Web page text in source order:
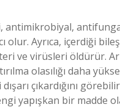
antimikrobiyal,
olur. Ayrıca, içerdiği
ve virüsleri öldürür.
olasılığı daha
çıkardığını
yapışkan bir madde